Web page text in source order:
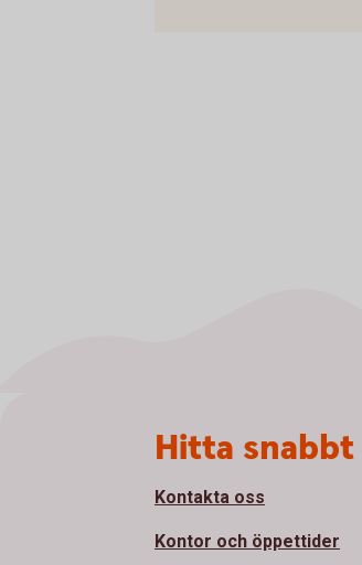
Hitta snabbt
Kontakta oss
Kontor och öppettider